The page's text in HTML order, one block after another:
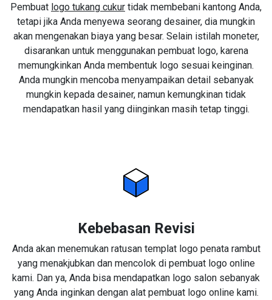
Pembuat logo tukang cukur tidak membebani kantong Anda,
tetapi jika Anda menyewa seorang desainer, dia mungkin
akan mengenakan biaya yang besar. Selain istilah moneter,
disarankan untuk menggunakan pembuat logo, karena
memungkinkan Anda membentuk logo sesuai keinginan.
Anda mungkin mencoba menyampaikan detail sebanyak
mungkin kepada desainer, namun kemungkinan tidak
mendapatkan hasil yang diinginkan masih tetap tinggi.
Kebebasan Revisi
Anda akan menemukan ratusan templat logo penata rambut
yang menakjubkan dan mencolok di pembuat logo online
kami. Dan ya, Anda bisa mendapatkan logo salon sebanyak
yang Anda inginkan dengan alat pembuat logo online kami.